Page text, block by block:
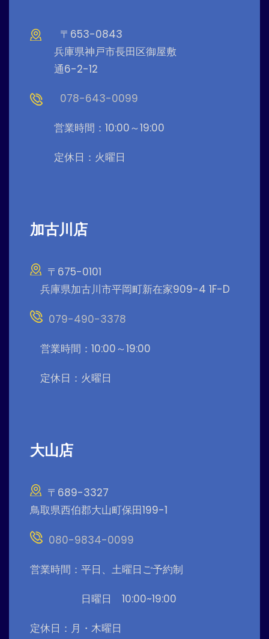
〒653-0843
兵庫県神戸市長田区御屋敷
通6-2-12
078-643-0099
営業時間：10:00～19:00
定休日：火曜日
加古川店
〒675-0101
兵庫県加古川市平岡町新在家909-4 1F-D
079-490-3378
営業時間：10:00～19:00
定休日：火曜日
大山店
〒689-3327
鳥取県西伯郡大山町保田199-1
080-9834-0099
営業時間：平日、土曜日ご予約制
日曜日 10:00~19:00
定休日：月・木曜日